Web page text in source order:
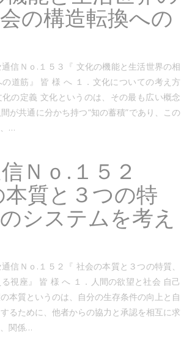
の構造転換への
信Ｎｏ.１５３『 文化の機能と生活世界の相
道筋』 皆 様 へ １．文化についての考え方
化の定義 文化というのは、その最も広い概念
が共通に分かち持つ“知の蓄積”であり、この
…
Ｎｏ.１５２
本質と３つの特
システムを考え
信Ｎｏ.１５２『 社会の本質と３つの特質、
視座』 皆 様 へ １．人間の欲望と社会 自己
本質というのは、自分の生存条件の向上と自
るために、他者からの協力と承認を相互に求
関係…